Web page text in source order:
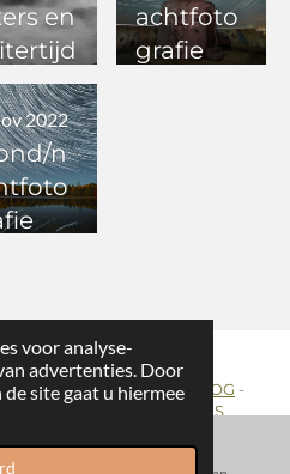
voor analyse-
advertenties. Door
site gaat u hiermee
en
achtfoto
grafie
n
2022
-OVER MIJ- BLOG -
DOWNLOADS